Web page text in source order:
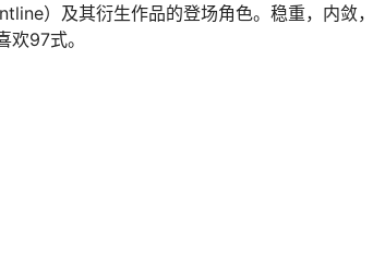
）及其衍生作品的登场角色。稳重，内敛
欢97式。